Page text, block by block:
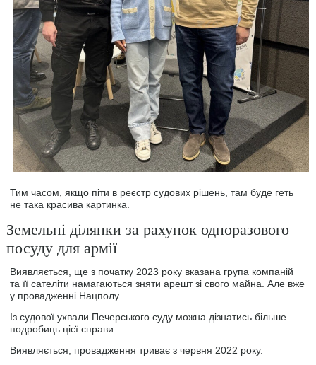
Тим часом, якщо піти в реєстр судових рішень, там буде геть
не така красива картинка.
Земельні ділянки за рахунок одноразового
посуду для армії
Виявляється, ще з початку 2023 року вказана група компаній
та її сателіти намагаються зняти арешт зі свого майна. Але вже
у провадженні Нацполу.
Із судової ухвали Печерського суду можна дізнатись більше
подробиць цієї справи.
Виявляється, провадження триває з червня 2022 року.